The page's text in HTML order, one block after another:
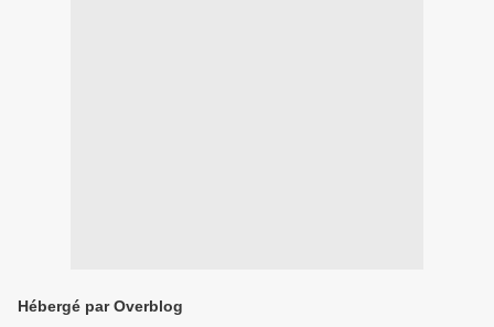
Hébergé par Overblog